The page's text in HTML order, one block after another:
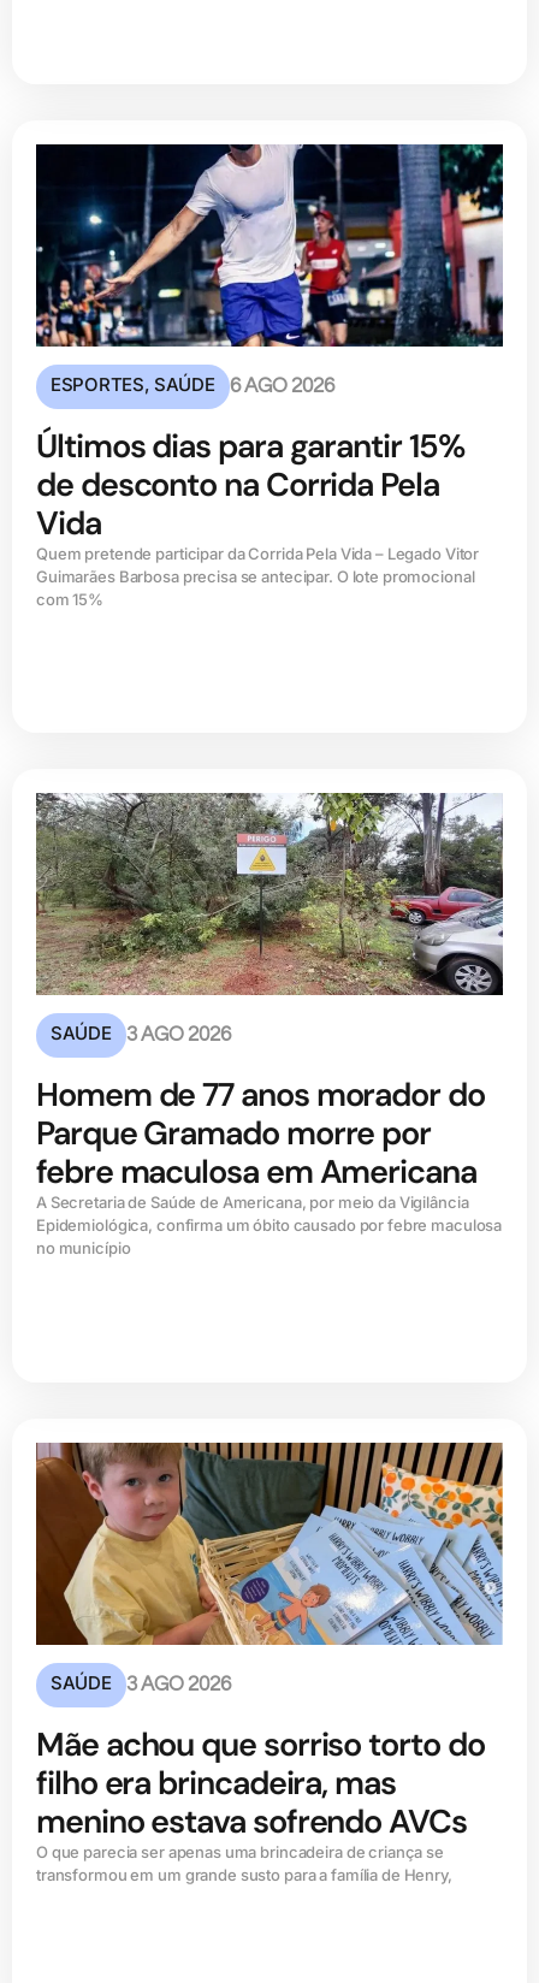
ESPORTES,SAÚDE 6 AGO 2026
Últimos dias para garantir 15%
de desconto na Corrida Pela
Vida
Quem pretende participar da Corrida Pela Vida – Legado Vitor
Guimarães Barbosa precisa se antecipar. O lote promocional
com 15%
SAÚDE 3 AGO 2026
Homem de 77 anos morador do
Parque Gramado morre por
febre maculosa em Americana
A Secretaria de Saúde de Americana, por meio da Vigilância
Epidemiológica, confirma um óbito causado por febre maculosa
no município
SAÚDE 3 AGO 2026
Mãe achou que sorriso torto do
filho era brincadeira, mas
menino estava sofrendo AVCs
O que parecia ser apenas uma brincadeira de criança se
transformou em um grande susto para a família de Henry,